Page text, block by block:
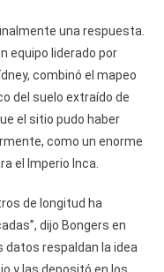
una respuesta.
equipo liderado por
combinó el mapeo
del suelo extraído de
el sitio pudo haber
como un enorme
el Imperio Inca.
de longitud ha
dijo Bongers en
datos respaldan la idea
y las depositó en los